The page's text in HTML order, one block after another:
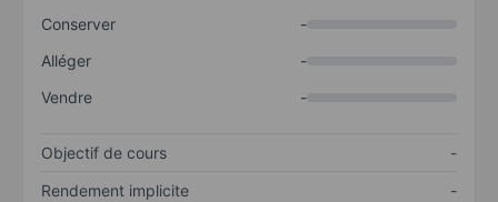
Conserver
-
Alléger
-
Vendre
-
Objectif de cours
-
Rendement implicite
-